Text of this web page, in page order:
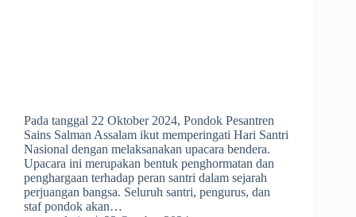
Pada tanggal 22 Oktober 2024, Pondok Pesantren
Sains Salman Assalam ikut memperingati Hari Santri
Nasional dengan melaksanakan upacara bendera.
Upacara ini merupakan bentuk penghormatan dan
penghargaan terhadap peran santri dalam sejarah
perjuangan bangsa. Seluruh santri, pengurus, dan
staf pondok akan…